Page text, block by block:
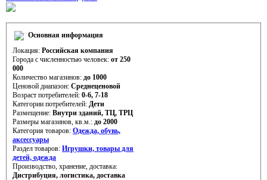
Основная информация
Локация: Российская компания
Города с численностью человек: от 250
000
Количество магазинов: до 1000
Ценовой диапазон: Среднеценовой
Возраст потребителей: 0-6, 7-18
Категории потребителей: Дети
Размещение: Внутри зданий, ТЦ, ТРЦ
Размеры магазинов, кв.м.: до 2000
Категория товаров: Одежда, обувь,
аксессуары
Раздел товаров: Игрушки, товары для
детей, одежда
Производство, хранение, доставка:
Дистрибуция, логистика, доставка